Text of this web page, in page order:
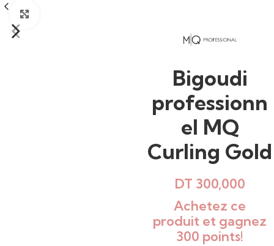
Bigoudi
professionn
el MQ
Curling Gold
DT 300,000
Achetez ce
produit et gagnez
300 points!